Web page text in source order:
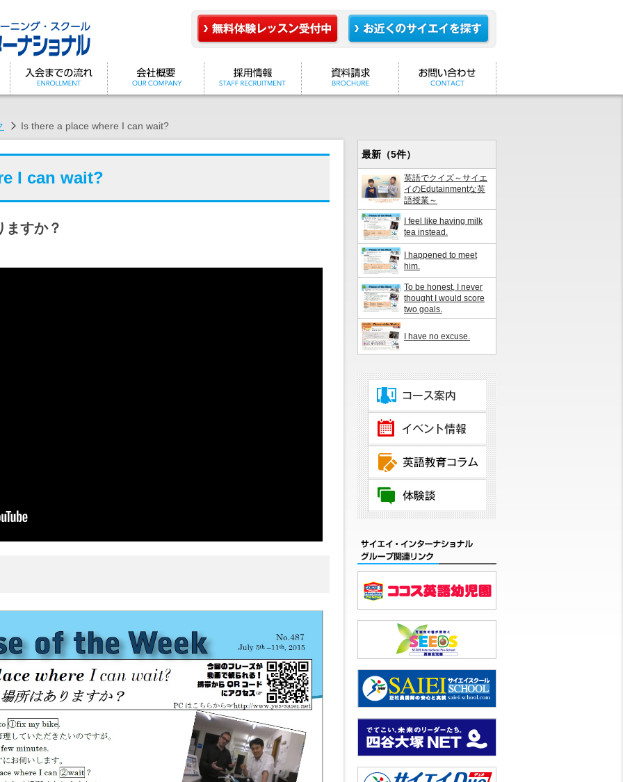
Is there a place where I can wait?
I can wait?
ますか？
最新（5件）
英語でクイズ～サイエ
イのEdutainmentな英
語授業～
I feel like having milk
tea instead.
I happened to meet
him.
To be honest, I never
thought I would score
two goals.
I have no excuse.